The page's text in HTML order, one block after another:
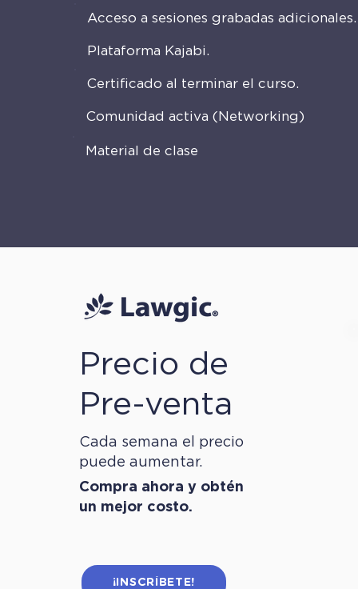
Acceso a sesiones grabadas adicionales.
Plataforma Kajabi.
Certificado al terminar el curso.
Comunidad activa (Networking)
Material de clase
Precio de
Pre-venta
Cada semana el precio
puede aumentar.
Compra ahora y obtén
un mejor costo.
¡INSCRÍBETE!